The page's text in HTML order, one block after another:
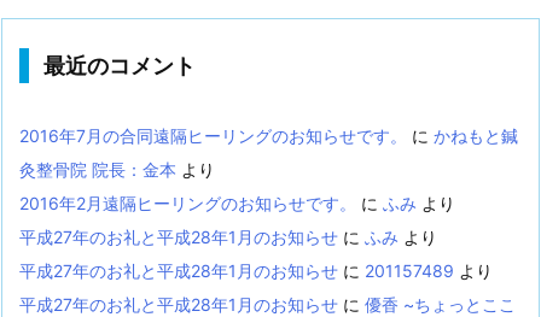
最近のコメント
2016年7月の合同遠隔ヒーリングのお知らせです。 に かねもと鍼
灸整骨院 院長：金本 より
2016年2月遠隔ヒーリングのお知らせです。
に ふみ より
平成27年のお礼と平成28年1月のお知らせ に ふみ より
平成27年のお礼と平成28年1月のお知らせ に 201157489 より
平成27年のお礼と平成28年1月のお知らせ に 優香 ~ちょっとここ